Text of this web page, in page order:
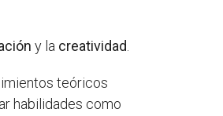
y la creatividad
teóricos
habilidades como